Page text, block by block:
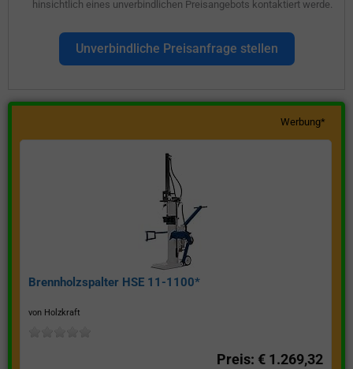
hinsichtlich eines unverbindlichen Preisangebots kontaktiert werde.
Unverbindliche Preisanfrage stellen
Werbung*
Brennholzspalter HSE 11-1100*
von Holzkraft
Preis: € 1.269,32